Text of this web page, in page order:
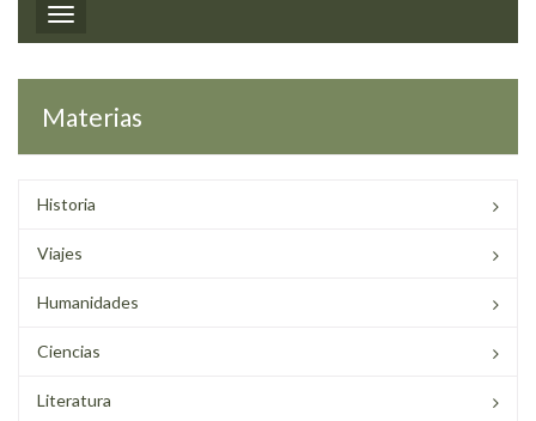
Toggle navigation
Materias
Historia
Viajes
Humanidades
Ciencias
Literatura